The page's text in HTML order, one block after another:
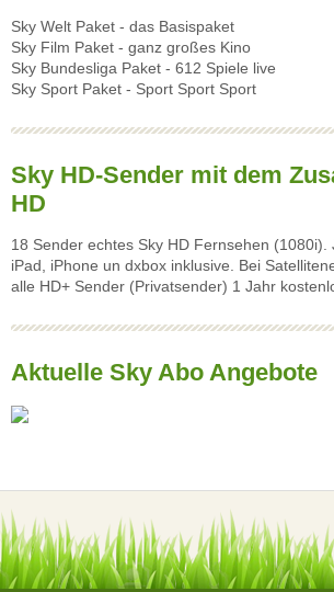
Sky Welt Paket - das Basispaket
Sky Film Paket - ganz großes Kino
Sky Bundesliga Paket - 612 Spiele live
Sky Sport Paket - Sport Sport Sport
Sky HD-Sender mit dem
HD
18 Sender echtes Sky HD Fernsehen (1080i).
iPad, iPhone un dxbox inklusive. Bei
alle HD+ Sender (Privatsender) 1 Jahr
Aktuelle Sky Abo Angebote